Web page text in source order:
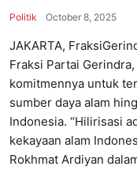
Politik October 8, 2025
JAKARTA,
Fraksi Partai
komitmennya untuk
sumber daya alam
Indonesia. “Hilirisasi
kekayaan alam
Rokhmat Ardiyan